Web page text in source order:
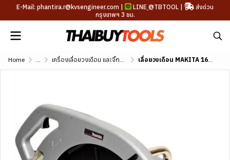
E-Mail: phantira.r@kvsengineer.com | LINE @TBTOOL |
ส่งด่วน
กรุงเทพฯ 3 ชม.
Home ... เครื่องเลื่อยวงเดือน และจิ๊กซอว์ เลื่อยวงเดือน MAKITA 16-5/16 นิ้ว รุ่น 5402